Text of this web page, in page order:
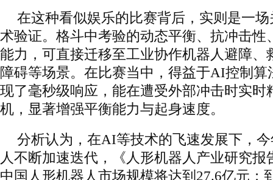
在这种看似娱乐的比赛背后，实则是一
术验证。格斗中考验的动态平衡、抗冲击性
能力，可直接迁移至工业协作机器人避障、
障碍等场景。在比赛当中，得益于AI控制算
现了毫秒级响应，能在遭受外部冲击时实时
机，显著增强平衡能力与起身速度。
分析认为，在AI等技术的飞速发展下，
人不断加速迭代，《人形机器人产业研究报
中国人形机器人市场规模将达到27.6亿元；